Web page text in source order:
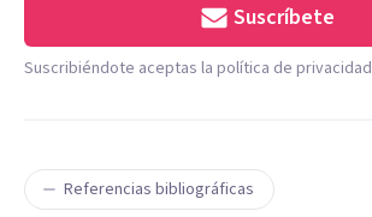
Suscríbete
Suscribiéndote aceptas la política de privacidad
Referencias bibliográficas